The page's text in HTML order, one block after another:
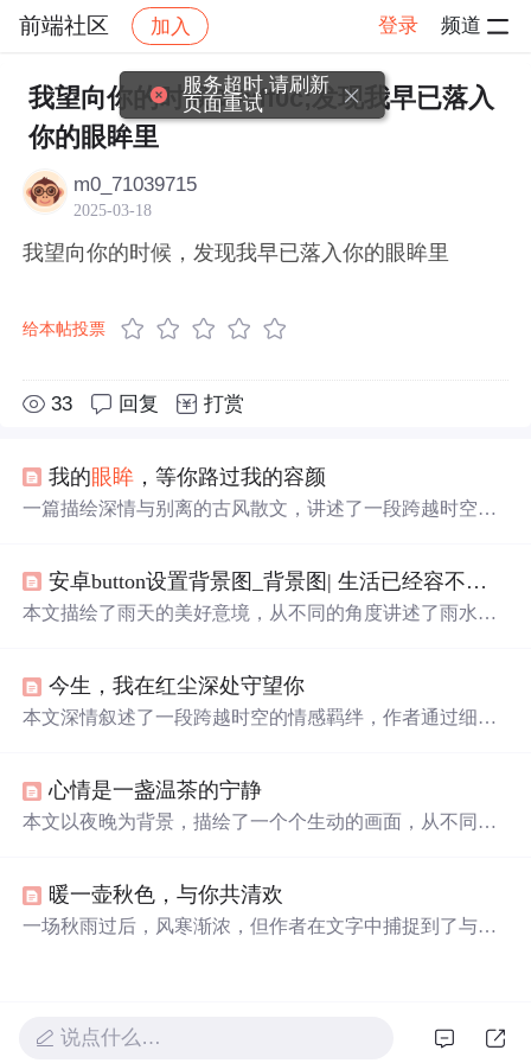
前端社区 加入 登录 频道
社区 前端社区 感慨 帖子详情
我望向你的时候&#xff0c;发现我早已落入
你的眼眸里
m0_71039715
2025-03-18
我望向你的时候，发现我早已落入你的眼眸里
给本帖投票
33 回复 打赏
我的眼眸 ，等你路过我的容颜
一篇描绘深情与别离的古风散文，讲述了一段跨越时空的
安卓button设置背景图_背景图| 生活已经容不下我了
本文描绘了雨天的美好意境，从不同的角度讲述了雨水带
今生，我在红尘深处守望你
本文深情叙述了一段跨越时空的情感羁绊，作者通过细腻
心情是一盏温茶的宁静
本文以夜晚为背景，描绘了一个个生动的画面，从不同角
暖一壶秋色，与你共清欢
一场秋雨过后，风寒渐浓，但作者在文字中捕捉到了与你
的契合。无论季节如何更迭，心中总有你的影子，给予彼
此最真挚的陪伴与理解。
说点什么…
服务超时,请刷新
页面重试